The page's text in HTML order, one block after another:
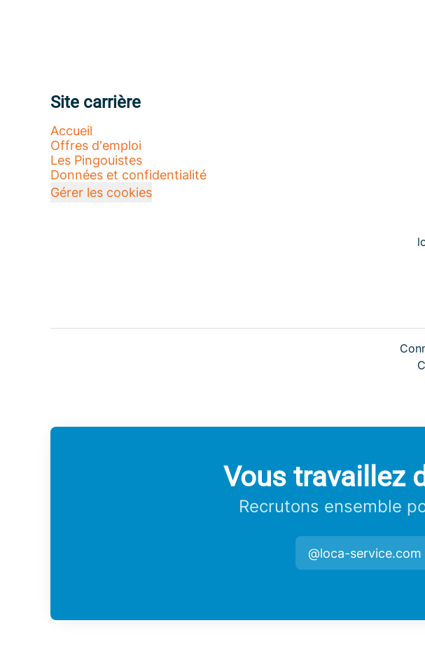
Site carrière
Accueil
Offres d'emploi
Les Pingouistes
Données et confidentialité
Gérer les cookies
Vous travaillez
Recrutons ensemble
@loca-service.com